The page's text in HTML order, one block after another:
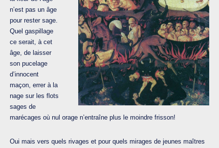
n’est pas un âge
pour rester sage.
Quel gaspillage
ce serait, à cet
âge, de laisser
son pucelage
d’innocent
maçon, errer à la
nage sur les flots
sages de
marécages où nul orage n’entraîne plus le moindre frisson!
Oui mais vers quels rivages et pour quels mirages de jeunes maîtres